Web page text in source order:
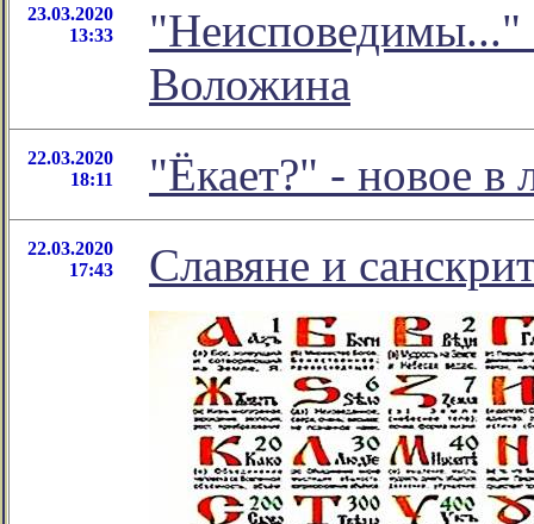
23.03.2020
13:33
"Неисповедимы..."
Воложина
22.03.2020
18:11
"Ёкает?" - новое в
22.03.2020
17:43
Славяне и